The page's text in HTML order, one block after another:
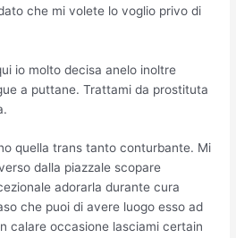
che mi volete lo voglio privo di
io molto decisa anelo inoltre
a puttane. Trattami da prostituta
quella trans tanto conturbante. Mi
dalla piazzale scopare
adorarla durante cura
che puoi di avere luogo esso ad
calare occasione lasciami certain